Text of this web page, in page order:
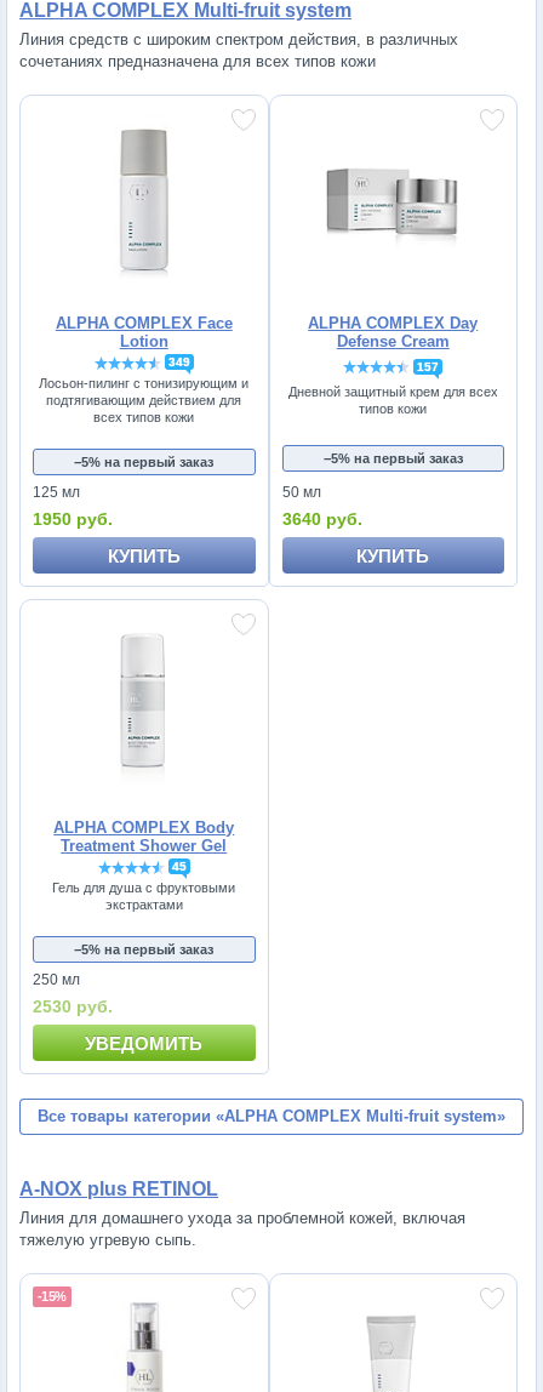
ALPHA COMPLEX Multi-fruit system
Линия средств с широким спектром действия, в различных
сочетаниях предназначена для всех типов кожи
ALPHA COMPLEX Face
Lotion
349
Лосьон-пилинг с тонизирующим и
подтягивающим действием для
всех типов кожи
−5% на первый заказ
125 мл
1950 руб.
КУПИТЬ
ALPHA COMPLEX Day
Defense Cream
157
Дневной защитный крем для всех
типов кожи
−5% на первый заказ
50 мл
3640 руб.
КУПИТЬ
ALPHA COMPLEX Body
Treatment Shower Gel
45
Гель для душа с фруктовыми
экстрактами
−5% на первый заказ
250 мл
2530 руб.
УВЕДОМИТЬ
Все товары категории «ALPHA COMPLEX Multi-fruit system»
A-NOX plus RETINOL
Линия для домашнего ухода за проблемной кожей, включая
тяжелую угревую сыпь.
-15%